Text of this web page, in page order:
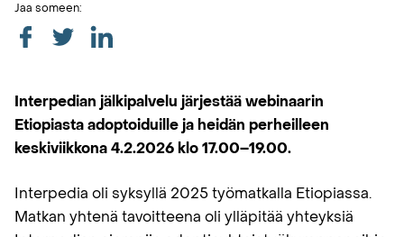
Jaa someen:
Interpedian jälkipalvelu järjestää webinaarin
Etiopiasta adoptoiduille ja heidän perheilleen
keskiviikkona 4.2.2026 klo 17.00–19.00.
Interpedia oli syksyllä 2025 työmatkalla Etiopiassa.
Matkan yhtenä tavoitteena oli ylläpitää yhteyksiä